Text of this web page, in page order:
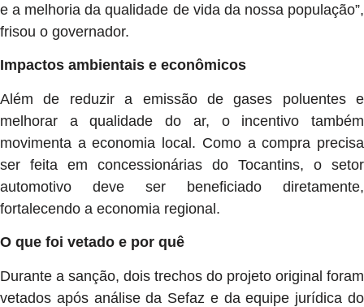
e a melhoria da qualidade de vida da nossa população”,
frisou o governador.
Impactos ambientais e econômicos
Além de reduzir a emissão de gases poluentes e
melhorar a qualidade do ar, o incentivo também
movimenta a economia local. Como a compra precisa
ser feita em concessionárias do Tocantins, o setor
automotivo deve ser beneficiado diretamente,
fortalecendo a economia regional.
O que foi vetado e por quê
Durante a sanção, dois trechos do projeto original foram
vetados após análise da Sefaz e da equipe jurídica do